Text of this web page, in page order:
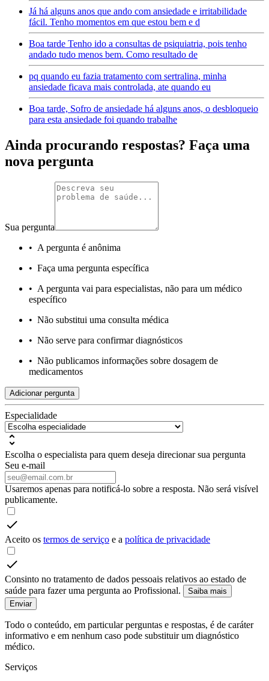
Já há alguns anos que ando com ansiedade e irritabilidade
fácil. Tenho momentos em que estou bem e d
Boa tarde Tenho ido a consultas de psiquiatria, pois tenho
andado tudo menos bem. Como resultado de
pq quando eu fazia tratamento com sertralina, minha
ansiedade ficava mais controlada, ate quando eu
Boa tarde, Sofro de ansiedade há alguns anos, o desbloqueio
para esta ansiedade foi quando trabalhe
Ainda procurando respostas? Faça uma
nova pergunta
Sua pergunta
• A pergunta é anônima
• Faça uma pergunta específica
• A pergunta vai para especialistas, não para um médico
específico
• Não substitui uma consulta médica
• Não serve para confirmar diagnósticos
• Não publicamos informações sobre dosagem de
medicamentos
Adicionar pergunta
Especialidade
Escolha o especialista para quem deseja direcionar sua pergunta
Seu e-mail
Usaremos apenas para notificá-lo sobre a resposta. Não será visível
publicamente.
Aceito os termos de serviço e a política de privacidade
Consinto no tratamento de dados pessoais relativos ao estado de
saúde para fazer uma pergunta ao Profissional.
Saiba mais
Enviar
Todo o conteúdo, em particular perguntas e respostas, é de caráter
informativo e em nenhum caso pode substituir um diagnóstico
médico.
Serviços